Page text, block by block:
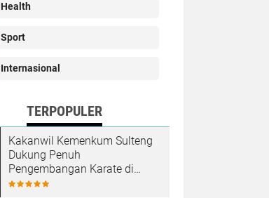
Health
Sport
Internasional
TERPOPULER
Kakanwil Kemenkum Sulteng
Dukung Penuh
Pengembangan Karate di
Bumi Seribu Megalith